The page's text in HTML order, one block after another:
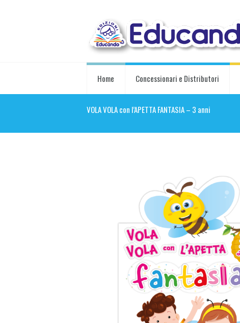
Home Concessionari e Distributori
VOLA VOLA con l’APETTA FANTASIA – 3 anni